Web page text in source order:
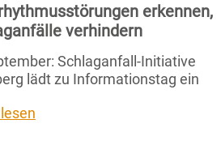
erkennen,
verhindern
Schlaganfall-Initiative
lädt zu Informationstag ein